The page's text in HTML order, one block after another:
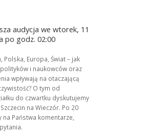
audycja we wtorek, 11
po godz. 02:00
Polska, Europa, Świat – jak
i naukowców oraz
wpływają na otaczającą
O tym od
do czwartku dyskutujemy
na Wieczór. Po 20
na Państwa komentarze,